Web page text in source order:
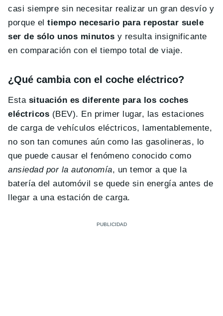
casi siempre sin necesitar realizar un gran desvío y
porque el tiempo necesario para repostar suele
ser de sólo unos minutos y resulta insignificante
en comparación con el tiempo total de viaje.
¿Qué cambia con el coche eléctrico?
Estasituación es diferente para los coches
eléctricos (BEV). En primer lugar, las estaciones
de carga de vehículos eléctricos, lamentablemente,
no son tan comunes aún como las gasolineras, lo
que puede causar el fenómeno conocido como
ansiedad por la autonomía, un temor a que la
batería del automóvil se quede sin energía antes de
llegar a una estación de carga.